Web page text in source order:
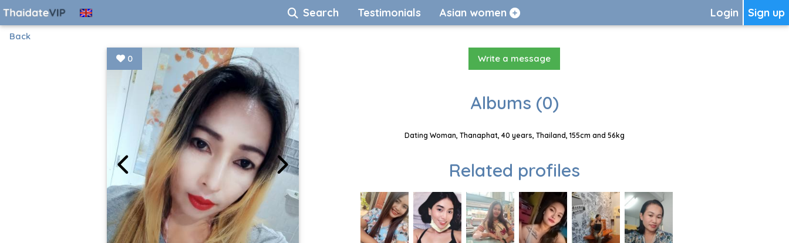
Sign up
Login
Search Testimonials Asian women
Back
0 Write a message
Albums (0)
Dating Woman, Thanaphat, 40 years, Thailand, 155cm and 56kg
Related profiles